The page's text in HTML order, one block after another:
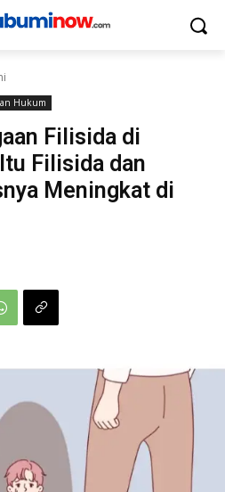
Hukum
Filisida di
Filisida dan
Meningkat di